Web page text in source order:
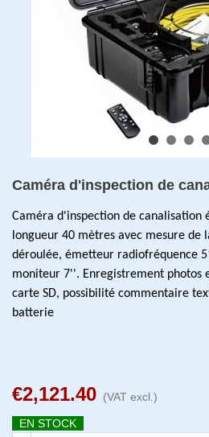
Caméra d'inspection de
Caméra d'inspection de canalisation
longueur 40 mètres avec mesure de
déroulée, émetteur radiofréquence
moniteur 7''. Enregistrement photos
carte SD, possibilité commentaire
batterie
€2,121.40 (VAT excl.)
EN STOCK